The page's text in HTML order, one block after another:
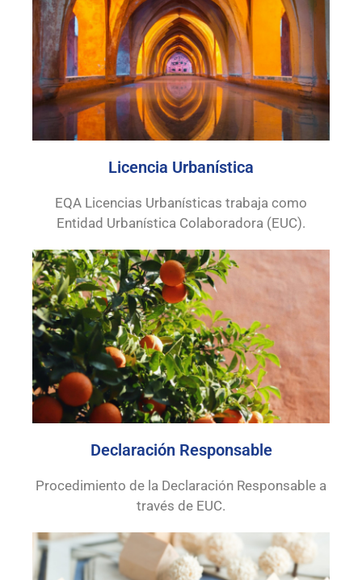
Licencia Urbanística
EQA Licencias Urbanísticas trabaja como
Entidad Urbanística Colaboradora (EUC).
Declaración Responsable
Procedimiento de la Declaración Responsable a
través de EUC.